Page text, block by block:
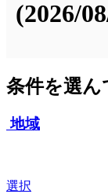
(2026/
条件を選ん
地域
選択